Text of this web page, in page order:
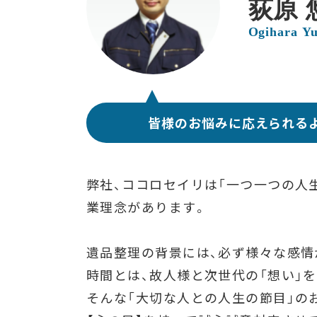
荻原
Ogihara
皆様のお悩みに応えられる
弊社、ココロセイリは「一つ一つの
業理念があります。
遺品整理の背景には、必ず様々な感
時間とは、故人様と次世代の「想い」
そんな「大切な人との人生の節目」